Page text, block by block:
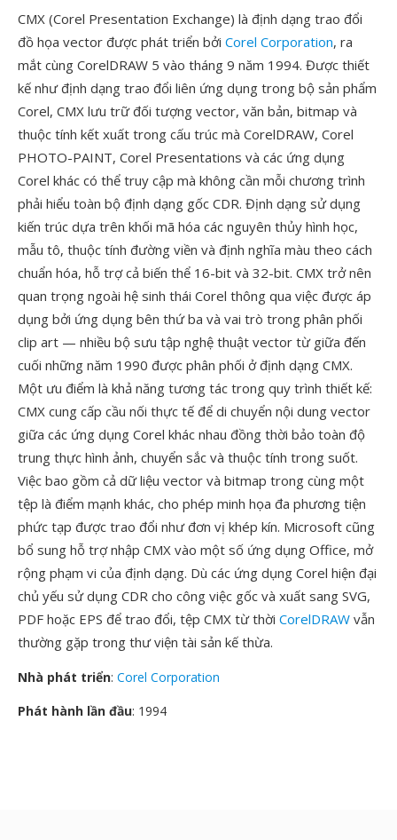
CMX (Corel Presentation Exchange) là định dạng trao đổi
đồ họa vector được phát triển bởi Corel Corporation, ra
mắt cùng CorelDRAW 5 vào tháng 9 năm 1994. Được thiết
kế như định dạng trao đổi liên ứng dụng trong bộ sản phẩm
Corel, CMX lưu trữ đối tượng vector, văn bản, bitmap và
thuộc tính kết xuất trong cấu trúc mà CorelDRAW, Corel
PHOTO-PAINT, Corel Presentations và các ứng dụng
Corel khác có thể truy cập mà không cần mỗi chương trình
phải hiểu toàn bộ định dạng gốc CDR. Định dạng sử dụng
kiến trúc dựa trên khối mã hóa các nguyên thủy hình học,
mẫu tô, thuộc tính đường viền và định nghĩa màu theo cách
chuẩn hóa, hỗ trợ cả biến thể 16-bit và 32-bit. CMX trở nên
quan trọng ngoài hệ sinh thái Corel thông qua việc được áp
dụng bởi ứng dụng bên thứ ba và vai trò trong phân phối
clip art — nhiều bộ sưu tập nghệ thuật vector từ giữa đến
cuối những năm 1990 được phân phối ở định dạng CMX.
Một ưu điểm là khả năng tương tác trong quy trình thiết kế:
CMX cung cấp cầu nối thực tế để di chuyển nội dung vector
giữa các ứng dụng Corel khác nhau đồng thời bảo toàn độ
trung thực hình ảnh, chuyển sắc và thuộc tính trong suốt.
Việc bao gồm cả dữ liệu vector và bitmap trong cùng một
tệp là điểm mạnh khác, cho phép minh họa đa phương tiện
phức tạp được trao đổi như đơn vị khép kín. Microsoft cũng
bổ sung hỗ trợ nhập CMX vào một số ứng dụng Office, mở
rộng phạm vi của định dạng. Dù các ứng dụng Corel hiện đại
chủ yếu sử dụng CDR cho công việc gốc và xuất sang SVG,
PDF hoặc EPS để trao đổi, tệp CMX từ thời CorelDRAW vẫn
thường gặp trong thư viện tài sản kế thừa.
Nhà phát triển: Corel Corporation
Phát hành lần đầu: 1994